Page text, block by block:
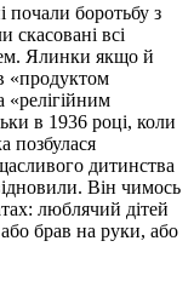
почали боротьбу з
скасовані всі
Ялинки якщо й
«продуктом
«релігійним
в 1936 році, коли
позбулася
дитинства
Він чимось
люблячий дітей
або брав на руки, або